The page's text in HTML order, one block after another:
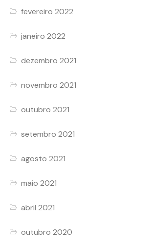
fevereiro 2022
janeiro 2022
dezembro 2021
novembro 2021
outubro 2021
setembro 2021
agosto 2021
maio 2021
abril 2021
outubro 2020